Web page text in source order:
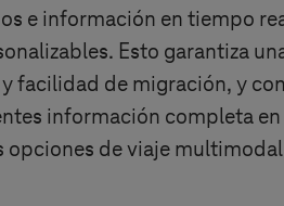
e información en tiempo
Esto garantiza
facilidad de migración, y
información completa
opciones de viaje